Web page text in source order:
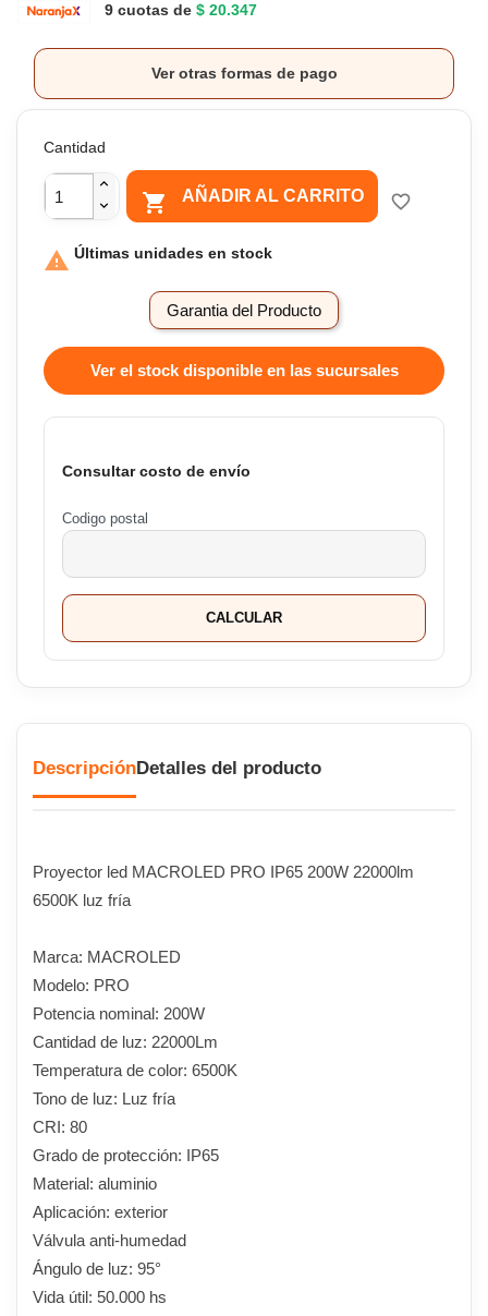
9 cuotas de $ 20.347
Ver otras formas de pago
Cantidad
 AÑADIR AL CARRITO favorite_border
 Últimas unidades en stock
Garantia del Producto
Ver el stock disponible en las sucursales
Consultar costo de envío
Codigo postal
CALCULAR
DescripciónDetalles del producto
Proyector led MACROLED PRO IP65 200W 22000lm
6500K luz fría
Marca: MACROLED
Modelo: PRO
Potencia nominal: 200W
Cantidad de luz: 22000Lm
Temperatura de color: 6500K
Tono de luz: Luz fría
CRI: 80
Grado de protección: IP65
Material: aluminio
Aplicación: exterior
Válvula anti-humedad
Ángulo de luz: 95°
Vida útil: 50.000 hs